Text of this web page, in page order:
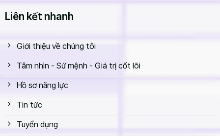
Liên kết nhanh
Giới thiệu về chúng tôi
Tâm nhìn - Sứ mệnh - Giá trị cốt lõi
Hồ sơ năng lực
Tin tức
Tuyển dụng